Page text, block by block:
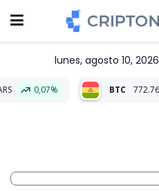
lunes, agosto 10, 2026
BTC 772.765,28 BOB